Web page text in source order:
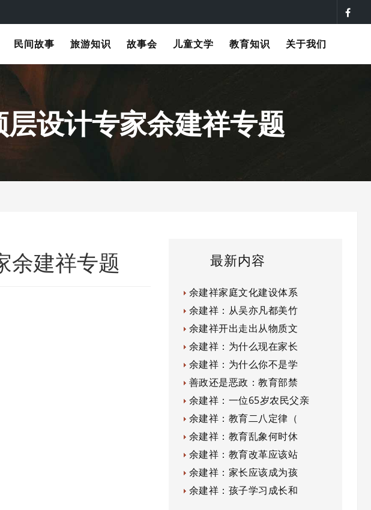
民间故事 旅游知识 故事会 儿童文学 教育知识 关于我们
设计专家余建祥专题
余建祥专题 最新内容
余建祥家庭文化建设体系
余建祥：从吴亦凡都美竹
余建祥开出走出从物质文
余建祥：为什么现在家长
余建祥：为什么你不是学
善政还是恶政：教育部禁
余建祥：一位65岁农民父亲
余建祥：教育二八定律（
余建祥：教育乱象何时休
余建祥：教育改革应该站
余建祥：家长应该成为孩
余建祥：孩子学习成长和